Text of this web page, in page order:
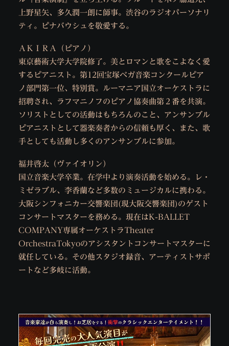
上野星矢、多久潤一朗に師事。渋谷のラジオパーソナリ
ティ。ピナバウシュを敬愛する。
ＡＫＩＲＡ（ピアノ）
東京藝術大学大学院修了。美とロマンと歌をこよなく愛
するピアニスト。第12回宝塚ベガ音楽コンクールピア
ノ部門第一位、特別賞。ルーマニア国立オーケストラに
招聘され、ラフマニノフのピアノ協奏曲第２番を共演。
ソリストとしての活動はもちろんのこと、アンサンブル
ピアニストとして器楽奏者からの信頼も厚く、また、歌
手としても活動し多くのアンサンブルに参加。
福井啓太（ヴァイオリン）
国立音楽大学卒業。在学中より演奏活動を始める。レ・
ミゼラブル、李香蘭など多数のミュージカルに携わる。
大阪シンフォニカー交響楽団(現大阪交響楽団)のゲスト
コンサートマスターを務める。現在はK-BALLET
COMPANY専属オーケストラTheater
OrchestraTokyoのアシスタントコンサートマスターに
就任している。その他スタジオ録音、アーティストサポ
ートなど多岐に活動。